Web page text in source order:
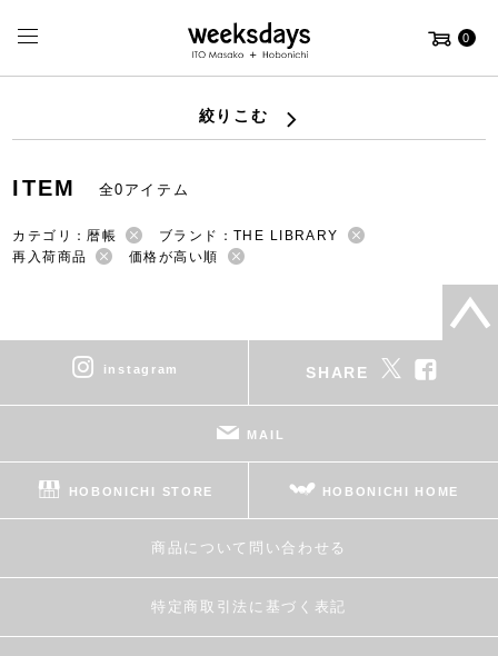
0
絞りこむ
ITEM 全0アイテム
カテゴリ：暦帳
ブランド：THE LIBRARY
再入荷商品
価格が高い順
instagram SHARE
MAIL
HOBONICHI STORE HOBONICHI HOME
商品について問い合わせる
特定商取引法に基づく表記